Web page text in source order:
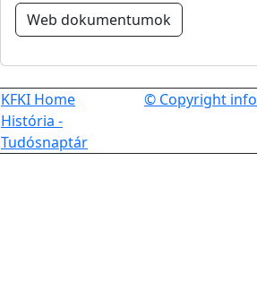
Web dokumentumok
KFKI Home
História -
Tudósnaptár
© Copyright info